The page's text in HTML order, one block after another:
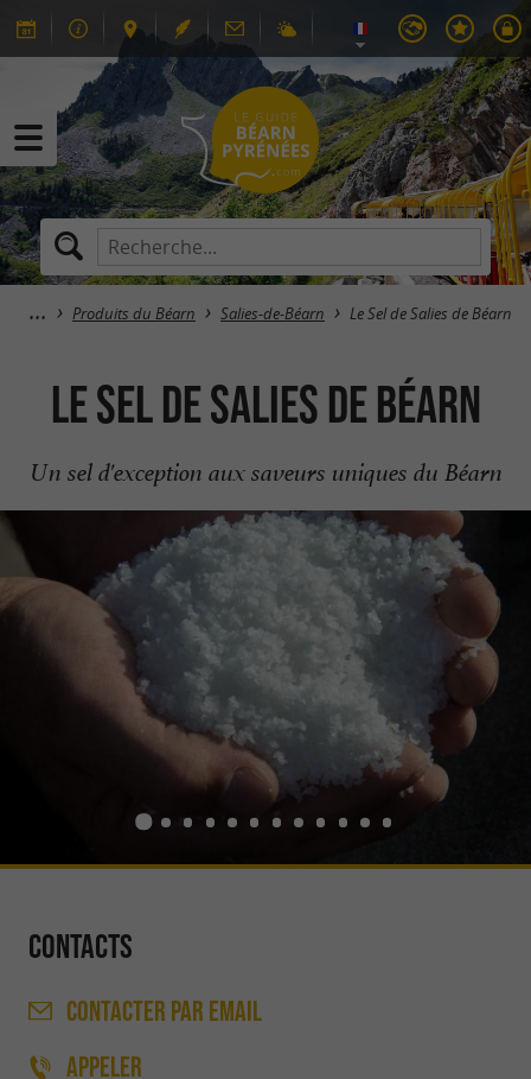
Produits du Béarn Salies-de-Béarn Le Sel de Salies de Béarn
Le Sel de Salies de Béarn
Un sel d'exception aux saveurs uniques du Béarn
Contacts
CONTACTER PAR EMAIL
APPELER